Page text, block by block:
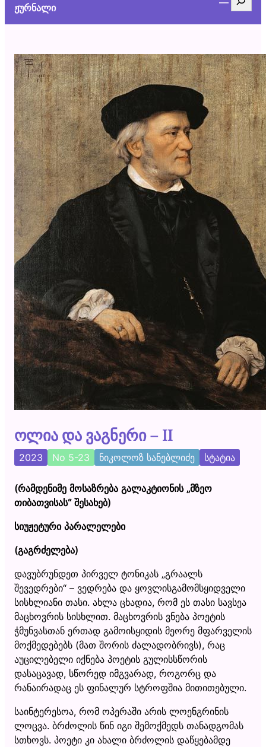
ჟურნალი
ოლია და ვაგნერი – II
2023 No 5-23 ნიკოლოზ სანებლიძე სტატია
(რამდენიმე მოსაზრება გალაკტიონის „მზეო
თიბათვისას“ შესახებ)
სიუჟეტური პარალელები
(გაგრძელება)
დავუბრუნდეთ პირველ ტონიკას „გრაალს
შევედრები“ – ვედრება და ყოვლისგამომსყიდველი
სისხლიანი თასი. ახლა ცხადია, რომ ეს თასი სავსეა
მაცხოვრის სისხლით. მაცხოვრის ვნება პოეტის
ჭმუნვასთან ერთად გამოისყიდის მეორე მფარველის
მოქმედებებს (მათ შორის ძალადობრივს), რაც
აუცილებელი იქნება პოეტის გულისსწორის
დასაცავად, სწორედ იმგვარად, როგორც და
რანაირადაც ეს ფინალურ სტროფშია მითითებული.
საინტერესოა, რომ ოპერაში არის ლოენგრინის
ლოცვა. ბრძოლის წინ იგი შემოქმედს თანადგომას
სთხოვს. პოეტი კი ახალი ბრძოლის დაწყებამდე